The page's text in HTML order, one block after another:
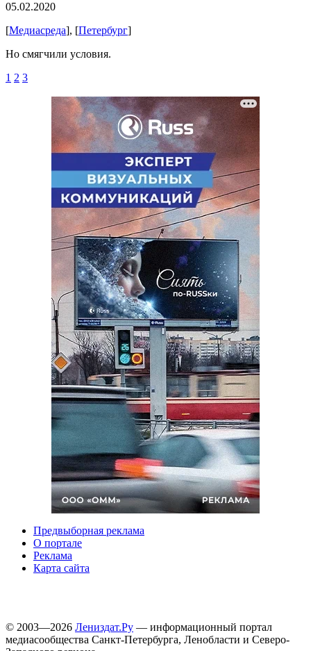
05.02.2020
[Медиасреда], [Петербург]
Но смягчили условия.
1 2 3
Предвыборная реклама
О портале
Реклама
Карта сайта
© 2003—2026 Лениздат.Ру — информационный портал
медиасообщества Санкт-Петербурга, Ленобласти и Северо-